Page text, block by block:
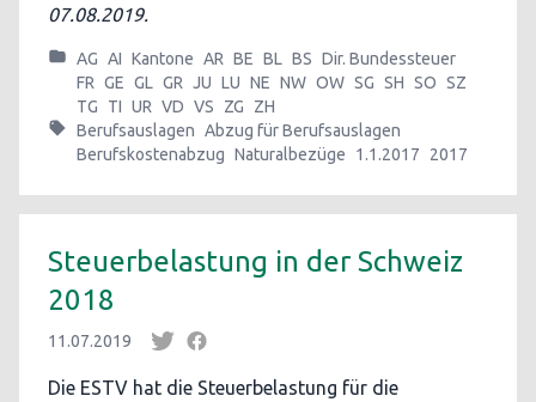
07.08.2019.
AG AI Kantone AR BE BL BS Dir. Bundessteuer
FR GE GL GR JU LU NE NW OW SG SH SO SZ
TG
TI UR VD VS ZG
ZH
Berufsauslagen Abzug für Berufsauslagen
Berufskostenabzug Naturalbezüge 1.1.2017 2017
Steuerbelastung in der Schweiz
2018
11.07.2019
Die ESTV hat die Steuerbelastung für die